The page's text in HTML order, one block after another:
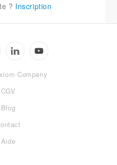
? Inscription
Company
CGV
Blog
Aide